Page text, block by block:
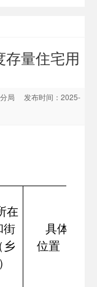
存量住宅用
局
发布时间：2025-
在
街
乡
具体
位置